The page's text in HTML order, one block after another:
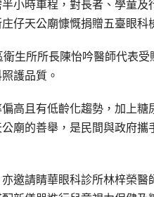
小時車程，對長者、學童及
仔天公廟慷慨捐贈五臺眼科
生所所長陳怡吟醫師代表
護品質。
高且有低齡化趨勢，加上
廟的善舉，是民間與政府
邀請睛華眼科診所林梓榮